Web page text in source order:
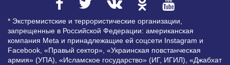
* Экстремистские и террористические организации,
запрещенные в Российской Федерации: американская
компания Meta и принадлежащие ей соцсети Instagram и
Facebook, «Правый сектор», «Украинская повстанческая
армия» (УПА), «Исламское государство» (ИГ, ИГИЛ), «Джабхат